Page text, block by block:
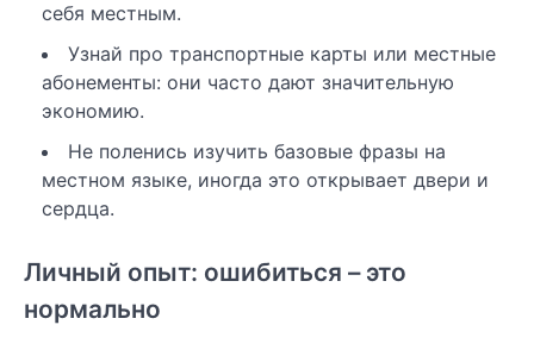
себя местным.
Узнай про транспортные карты или местные
абонементы: они часто дают значительную
экономию.
Не поленись изучить базовые фразы на
местном языке, иногда это открывает двери и
сердца.
Личный опыт: ошибиться – это
нормально